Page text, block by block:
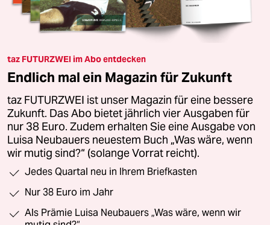
taz FUTURZWEI im Abo entdecken
Endlich mal ein Magazin für Zukunft
taz FUTURZWEI ist unser Magazin für eine bessere
Zukunft. Das Abo bietet jährlich vier Ausgaben für
nur 38 Euro. Zudem erhalten Sie eine Ausgabe von
Luisa Neubauers neuestem Buch „Was wäre, wenn
wir mutig sind?“ (solange Vorrat reicht).
Jedes Quartal neu in Ihrem Briefkasten
Nur 38 Euro im Jahr
Als Prämie Luisa Neubauers „Was wäre, wenn wir